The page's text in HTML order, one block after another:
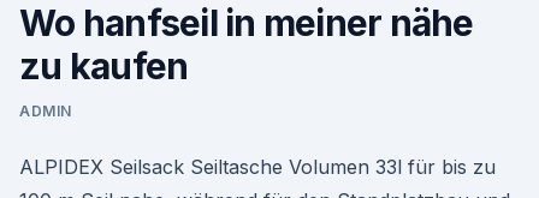
Wo hanfseil in meiner nähe
zu kaufen
ADMIN
ALPIDEX Seilsack Seiltasche Volumen 33l für bis zu